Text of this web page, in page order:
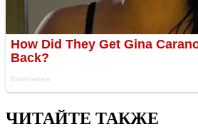
ЧИТАЙТЕ ТАКЖЕ